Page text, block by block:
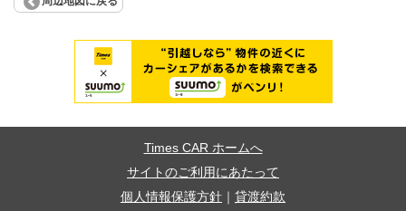
Times CAR ホームへ
サイトのご利用にあたって
個人情報保護方針
貸渡約款